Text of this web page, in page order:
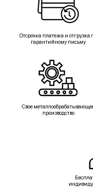
Отсрочка платежа и отгрузка
гарантийному письму
Свое
производство